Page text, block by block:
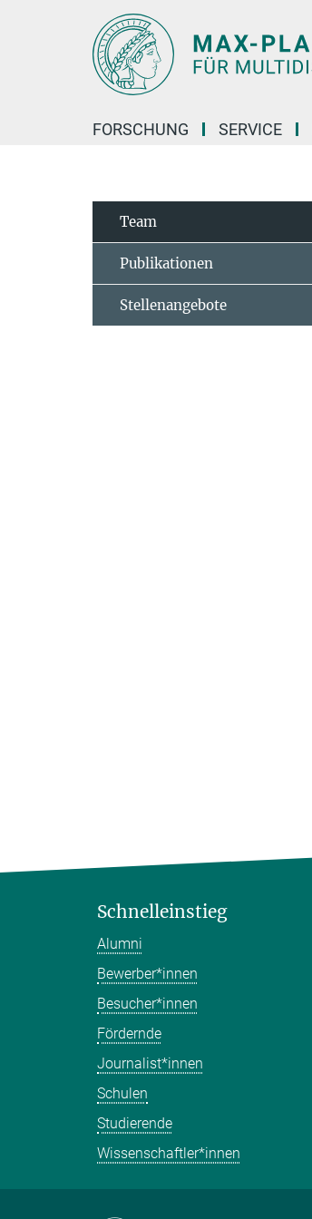
FORSCHUNG SERVICE
Team
Publikationen
Stellenangebote
Schnelleinstieg
Alumni
Bewerber*innen
Besucher*innen
Fördernde
Journalist*innen
Schulen
Studierende
Wissenschaftler*innen